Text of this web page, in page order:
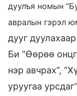
дуулъя номын
авралын гэрэл
дууг
Би “Өөрөө
нэр авчрах”,
уруугаа